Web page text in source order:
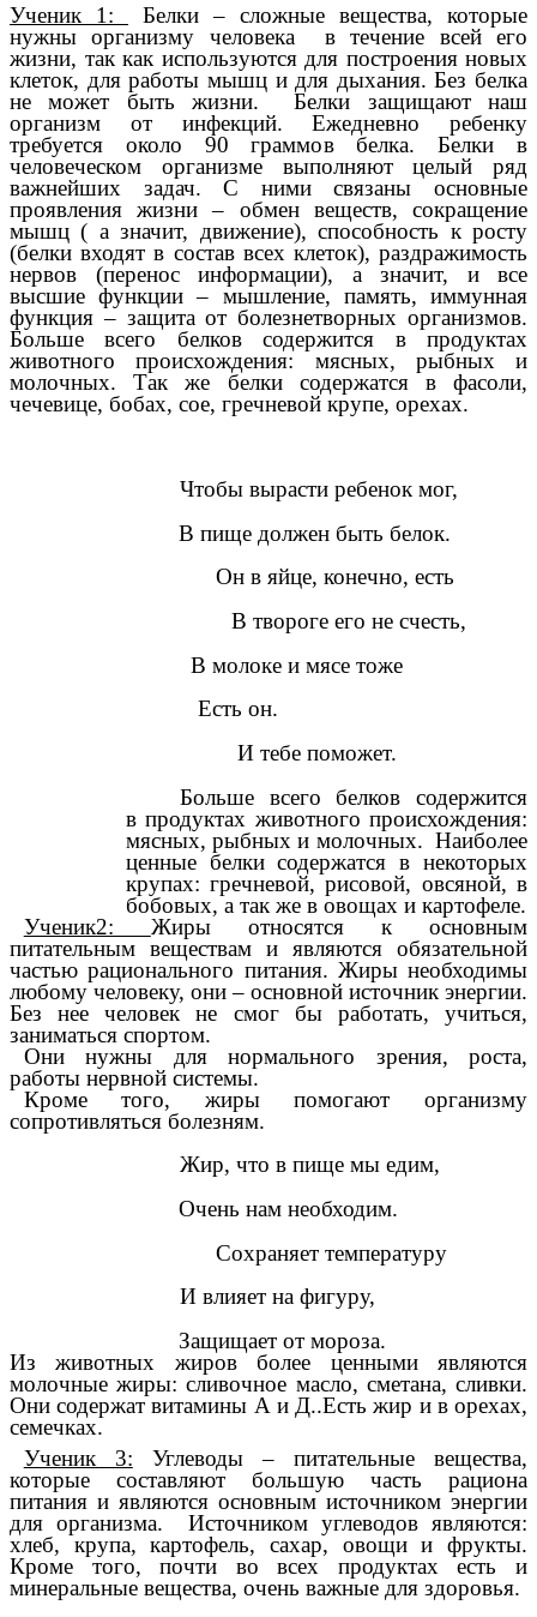
Ученик 1:
Белки – сложные вещества, которые
нужны организму человека в течение всей его
жизни, так как используются для построения новых
клеток, для работы мышц и для дыхания. Без белка
не может быть жизни. Белки защищают наш
организм от инфекций. Ежедневно ребенку
требуется около 90 граммов белка. Белки в
человеческом организме выполняют целый ряд
важнейших задач. С ними связаны основные
проявления жизни – обмен веществ, сокращение
мышц ( а значит, движение), способность к росту
(белки входят в состав всех клеток), раздражимость
нервов (перенос информации), а значит, и все
высшие функции – мышление, память, иммунная
функция – защита от болезнетворных организмов.
Больше всего белков содержится в продуктах
животного происхождения: мясных, рыбных и
молочных. Так же белки содержатся в фасоли,
чечевице, бобах, сое, гречневой крупе, орехах.
Чтобы вырасти ребенок мог,
В пище должен быть белок.
Он в яйце, конечно, есть
В твороге его не счесть,
В молоке и мясе тоже
Есть он.
И тебе поможет.
Больше всего белков содержится
в продуктах животного происхождения:
мясных, рыбных и молочных. Наиболее
ценные белки содержатся в некоторых
крупах: гречневой, рисовой, овсяной, в
бобовых, а так же в овощах и картофеле.
Ученик2: Жиры относятся к основным
питательным веществам и являются обязательной
частью рационального питания. Жиры необходимы
любому человеку, они – основной источник энергии.
Без нее человек не смог бы работать, учиться,
заниматься спортом.
Они нужны для нормального зрения, роста,
работы нервной системы.
Кроме того, жиры помогают организму
сопротивляться болезням.
Жир, что в пище мы едим,
Очень нам необходим.
Сохраняет температуру
И влияет на фигуру,
Защищает от мороза.
Из животных жиров более ценными являются
молочные жиры: сливочное масло, сметана, сливки.
Они содержат витамины А и Д..Есть жир и в орехах,
семечках.
Ученик 3: Углеводы – питательные вещества,
которые составляют большую часть рациона
питания и являются основным источником энергии
для организма.
Источником углеводов являются:
хлеб, крупа, картофель, сахар, овощи и фрукты.
Кроме того, почти во всех продуктах есть и
минеральные вещества, очень важные для здоровья.